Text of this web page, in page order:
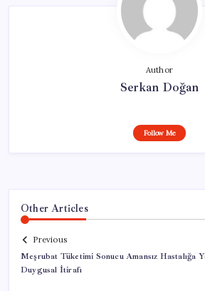
Author
Serkan Doğan
Follow Me
Other Articles
Previous
Meşrubat Tüketimi Sonucu Amansız Hastalığa
Duygusal İtirafı